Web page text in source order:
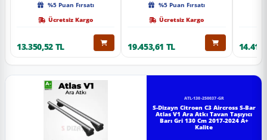
%5 Puan Fırsatı
Ücretsiz Kargo
13.350,52 TL
%5 Puan Fırsatı
Ücretsiz Kargo
19.453,61 TL
ATL-130-250037-GR
S-Dizayn Citroen C3 Aircross S-Bar
Atlas V1 Ara Atkı Tavan Taşıyıcı
Barı Gri 130 Cm 2017-2024 A+
Kalite